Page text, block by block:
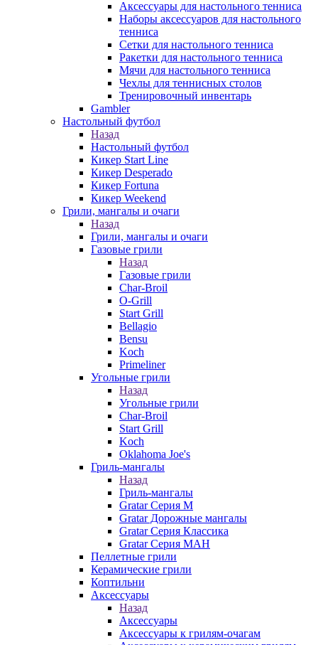
Аксессуары для настольного тенниса
Наборы аксессуаров для настольного
тенниса
Сетки для настольного тенниса
Ракетки для настольного тенниса
Мячи для настольного тенниса
Чехлы для теннисных столов
Тренировочный инвентарь
Gambler
Настольный футбол
Назад
Настольный футбол
Кикер Start Line
Кикер Desperado
Кикер Fortuna
Кикер Weekend
Грили, мангалы и очаги
Назад
Грили, мангалы и очаги
Газовые грили
Назад
Газовые грили
Char-Broil
O-Grill
Start Grill
Bellagio
Bensu
Koch
Primeliner
Угольные грили
Назад
Угольные грили
Char-Broil
Start Grill
Koch
Oklahoma Joe's
Гриль-мангалы
Назад
Гриль-мангалы
Gratar Серия M
Gratar Дорожные мангалы
Gratar Серия Классика
Gratar Серия МАН
Пеллетные грили
Керамические грили
Коптильни
Аксессуары
Назад
Аксессуары
Аксессуары к грилям-очагам